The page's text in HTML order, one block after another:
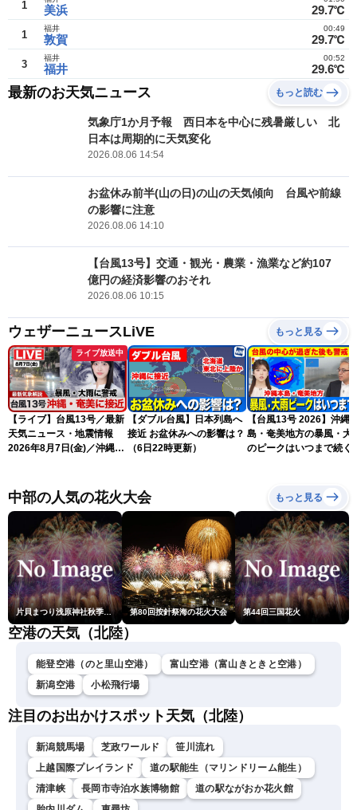
1 美浜 29.7℃
1 敦賀
福井
29.7℃
00:49
3 福井
福井
29.6℃
00:52
最新のお天気ニュース もっと読む
気象庁1か月予報 西日本を中心に残暑厳しい 北
日本は周期的に天気変化
2026.08.06 14:54
お盆休み前半(山の日)の山の天気傾向 台風や前線
の影響に注意
2026.08.06 14:10
【台風13号】交通・観光・農業・漁業など約107
億円の経済影響のおそれ
2026.08.06 10:15
ウェザーニュースLiVE もっと見る
ライブ放送中
【ライブ】台風13号／最新
天気ニュース・地震情報
2026年8月7日(金)／沖縄・
スLiVEモーニング・松本真
央／有賀哲夫〉
【ダブル台風】日本列島へ
接近 お盆休みへの影響は？
（6日22時更新）
【台風13号 2026】沖縄
島・奄美地方の暴風・大
のピークはいつまで続く
中部の人気の花火大会 もっと見る
片貝まつり浅原神社秋季例大祭奉納大煙火 第80回按針祭海の花火大会 第44回三国花火
空港の天気（北陸）
能登空港（のと里山空港）
富山空港（富山きときと空港）
新潟空港
小松飛行場
注目のお出かけスポット天気（北陸）
新潟競馬場 芝政ワールド
笹川流れ
上越国際プレイランド
道の駅能生（マリンドリーム能生）
清津峡
長岡市寺泊水族博物館
道の駅ながおか花火館